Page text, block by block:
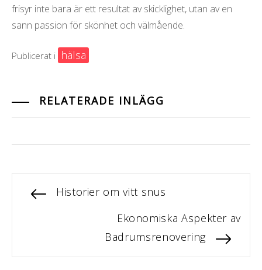
frisyr inte bara är ett resultat av skicklighet, utan av en
sann passion för skönhet och välmående.
Publicerat i hälsa
RELATERADE INLÄGG
F
Historier om vitt snus
N
ä
Ekonomiska Aspekter av
Badrumsrenovering